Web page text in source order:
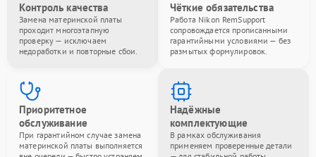
Контроль качества
Замена материнской платы
проходит многоэтапную
проверку — исключаем
недоработки и повторные сбои.
Чёткие обязательства
Работа Nikon RemSupport
сопровождается прописанными
гарантийными условиями — без
размытых формулировок.
Приоритетное
обслуживание
При гарантийном случае замена
материнской платы выполняется
Надёжные
комплектующие
В рамках обслуживания
применяем проверенные детали